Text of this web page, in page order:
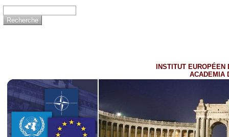
INSTITUT EUROPÉEN
ACADEMIA